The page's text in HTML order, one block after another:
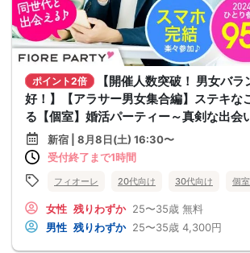
ポイント2倍
【開催人数突破！ 男女バラ
好！】【アラサー男女集合編】ステキな
る【個室】婚活パーティー～真剣な出会
新宿 | 8月8日(土) 16:30〜
受付終了まで1時間
フィオーレ 20代向け 30代向け 個室
女性 残りわずか 25〜35歳 無料
男性 残りわずか 25〜35歳 4,300円